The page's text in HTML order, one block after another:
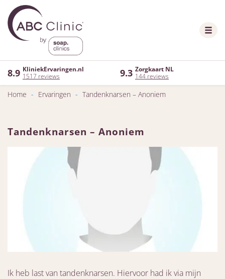
8.9 KliniekErvaringen.nl
1517 reviews
9.3 Zorgkaart NL
144 reviews
Home - Ervaringen - Tandenknarsen – Anoniem
Tandenknarsen – Anoniem
Ik heb last van tandenknarsen. Hiervoor had ik via mijn